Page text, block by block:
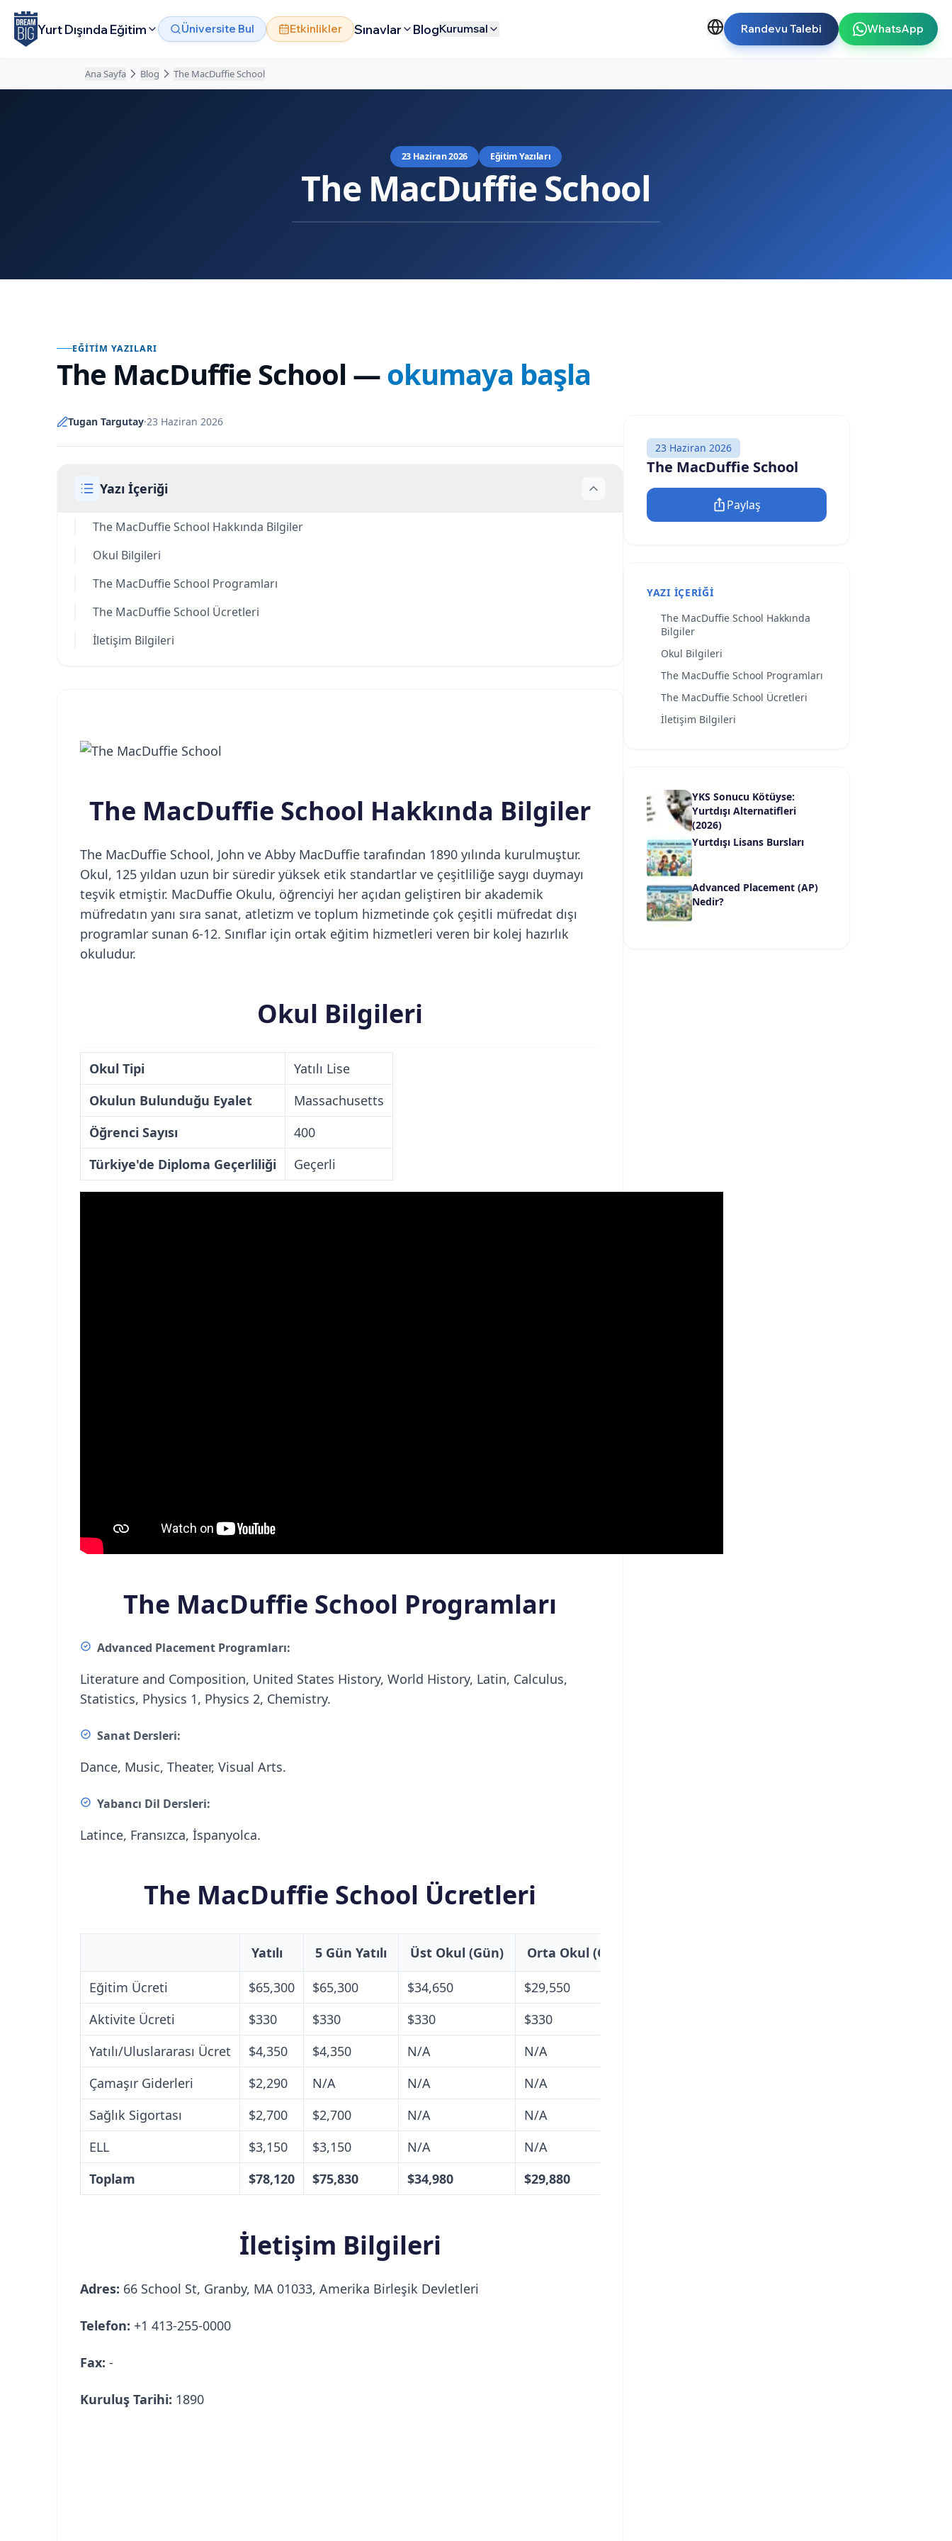
Ana içeriğe atla
Yurt Dışında Eğitim Üniversite Bul Etkinlikler Sınavlar BlogKurumsal Randevu Talebi WhatsApp
Ana Sayfa Blog The MacDuffie School
23 Haziran 2026 Eğitim Yazıları
The MacDuffie School
EĞITIM YAZILARI
The MacDuffie School —okumaya başla
Tugan Targutay·23 Haziran 2026
Yazı İçeriği
The MacDuffie School Hakkında Bilgiler
Okul Bilgileri
The MacDuffie School Programları
The MacDuffie School Ücretleri
İletişim Bilgileri
The MacDuffie School Hakkında Bilgiler
The MacDuffie School, John ve Abby MacDuffie tarafından 1890 yılında kurulmuştur.
Okul, 125 yıldan uzun bir süredir yüksek etik standartlar ve çeşitliliğe saygı duymayı
teşvik etmiştir. MacDuffie Okulu, öğrenciyi her açıdan geliştiren bir akademik
müfredatın yanı sıra sanat, atletizm ve toplum hizmetinde çok çeşitli müfredat dışı
programlar sunan 6-12. Sınıflar için ortak eğitim hizmetleri veren bir kolej hazırlık
okuludur.
Okul Bilgileri
Okul Tipi
Yatılı Lise
Okulun Bulunduğu Eyalet
Massachusetts
Öğrenci Sayısı
400
Türkiye'de Diploma Geçerliliği
Geçerli
The MacDuffie School Programları
Advanced Placement Programları:
Literature and Composition, United States History, World History, Latin, Calculus,
Statistics, Physics 1, Physics 2, Chemistry.
Sanat Dersleri:
Dance, Music, Theater, Visual Arts.
Yabancı Dil Dersleri:
Latince, Fransızca, İspanyolca.
The MacDuffie School Ücretleri
Yatılı 5 Gün Yatılı Üst Okul (Gün) Orta Okul (Gün)
Eğitim Ücreti $65,300 $65,300 $34,650 $29,550
Aktivite Ücreti
$330 $330 $330 $330
Yatılı/Uluslararası Ücret
$4,350 $4,350 N/A N/A
Çamaşır Giderleri
$2,290 N/A N/A N/A
Sağlık Sigortası
$2,700 $2,700 N/A N/A
ELL
$3,150 $3,150 N/A N/A
Toplam
$78,120 $75,830 $34,980 $29,880
İletişim Bilgileri
Adres: 66 School St, Granby, MA 01033, Amerika Birleşik Devletleri
Telefon: +1 413-255-0000
Fax: -
Kuruluş Tarihi: 1890
23 Haziran 2026
The MacDuffie School
Paylaş
YAZI İÇERIĞI
The MacDuffie School Hakkında
Bilgiler
Okul Bilgileri
The MacDuffie School Programları
The MacDuffie School Ücretleri
İletişim Bilgileri
YKS Sonucu Kötüyse:
Yurtdışı Alternatifleri
(2026)
Yurtdışı Lisans Bursları
Advanced Placement (AP)
Nedir?